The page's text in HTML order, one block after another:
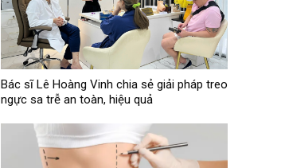
Bác sĩ Lê Hoàng Vinh chia sẻ giải pháp treo
ngực sa trễ an toàn, hiệu quả